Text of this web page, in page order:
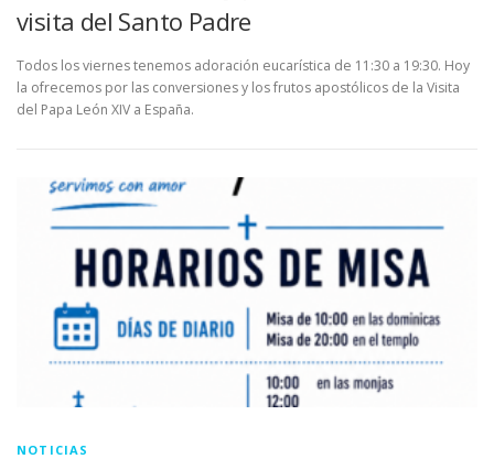
visita del Santo Padre
Todos los viernes tenemos adoración eucarística de 11:30 a 19:30. Hoy
la ofrecemos por las conversiones y los frutos apostólicos de la Visita
del Papa León XIV a España.
NOTICIAS